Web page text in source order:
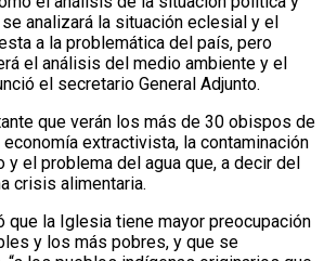
analizará la situación eclesial y el
a la problemática del país, pero
el análisis del medio ambiente y el
el secretario General Adjunto.
que verán los más de 30 obispos de
extractivista, la contaminación
el problema del agua que, a decir del
crisis alimentaria.
la Iglesia tiene mayor preocupación
y los más pobres, y que se